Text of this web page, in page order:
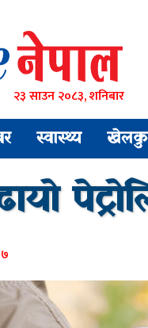
२३ साउन २०८३, शनिबार
स्वास्थ्य